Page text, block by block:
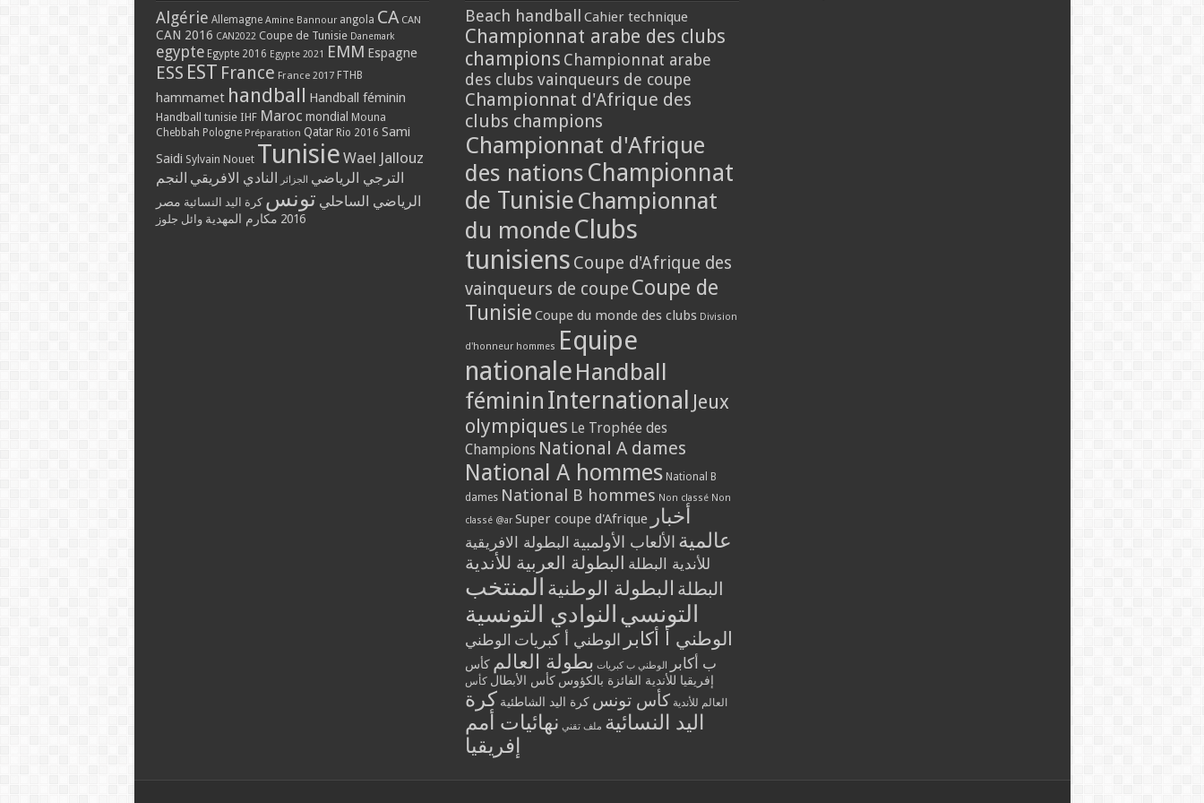
Algérie Allemagne Amine Bannour angola CA CAN
CAN 2016 CAN2022 Coupe de Tunisie Danemark
egypte Egypte 2016 Egypte 2021 EMM Espagne
ESS EST France France 2017 FTHB
hammamet handball Handball féminin
Handball tunisie IHF Maroc mondial Mouna
Chebbah Pologne Préparation Qatar Rio 2016 Sami
Saidi Sylvain Nouet Tunisie Wael Jallouz
الترجي الرياضي الجزائر النادي الافريقي النجم
الرياضي الساحلي تونس كرة اليد النسائية مصر
2016 مكارم المهدية وائل جلوز
Beach handball Cahier technique
Championnat arabe des clubs
champions Championnat arabe
des clubs vainqueurs de coupe
Championnat d'Afrique des
clubs champions
Championnat d'Afrique
des nations Championnat
de Tunisie Championnat
du monde Clubs
tunisiens Coupe d'Afrique des
vainqueurs de coupe Coupe de
Tunisie Coupe du monde des clubs Division
d'honneur hommes Equipe
nationale Handball
féminin International Jeux
olympiques Le Trophée des
Champions National A dames
National A hommes National B
dames National B hommes Non classé Non
classé @ar Super coupe d'Afrique أخبار
عالمية الألعاب الأولمبية البطولة الافريقية
للأندية البطلة البطولة العربية للأندية
البطلة البطولة الوطنية المنتخب
التونسي النوادي التونسية
الوطني أ أكابر الوطني أ كبريات الوطني
ب أكابر
الوطني ب كبريات بطولة العالم كأس
إفريقيا للأندية الفائزة بالكؤوس كأس الأبطال كأس
العالم للأندية كأس تونس كرة اليد الشاطئية كرة
اليد النسائية ملف تقني نهائيات أمم
إفريقيا